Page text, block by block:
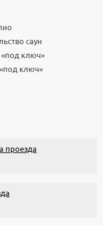
саун
ключ»
ключ»
проезда